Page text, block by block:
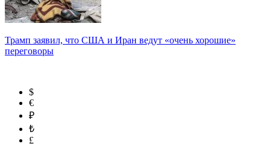
Трамп заявил, что США и Иран ведут «очень хорошие»
переговоры
$
€
₽
₺
£